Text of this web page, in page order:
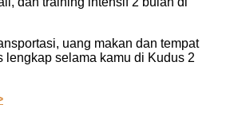
uang makan dan tempat
lengkap selama kamu di Kudus 2